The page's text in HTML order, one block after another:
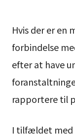
Hvis der er en
forbindelse
efter at have
rapportere til
I tilfældet med